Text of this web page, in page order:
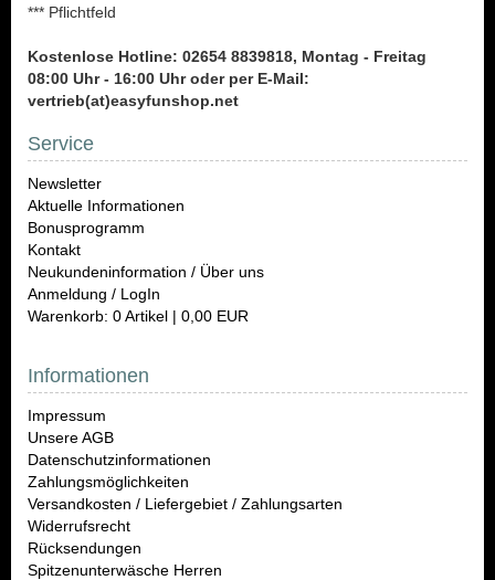
*** Pflichtfeld
Kostenlose Hotline: 02654 8839818, Montag - Freitag
08:00 Uhr - 16:00 Uhr oder per E-Mail:
vertrieb(at)easyfunshop.net
Service
Newsletter
Aktuelle Informationen
Bonusprogramm
Kontakt
Neukundeninformation / Über uns
Anmeldung / LogIn
Warenkorb: 0 Artikel | 0,00 EUR
Informationen
Impressum
Unsere AGB
Datenschutzinformationen
Zahlungsmöglichkeiten
Versandkosten / Liefergebiet / Zahlungsarten
Widerrufsrecht
Rücksendungen
Spitzenunterwäsche Herren